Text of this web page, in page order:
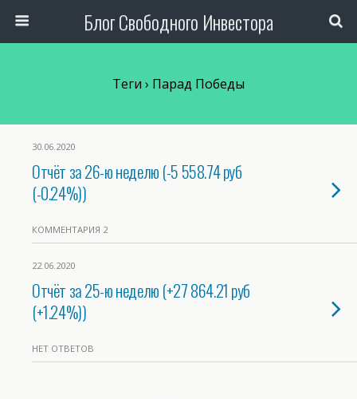
Блог Свободного Инвестора
Теги › Парад Победы
30.06.2020
Отчёт за 26-ю неделю (-5 558.74 руб
(-0.24%))
КОММЕНТАРИЯ 2
22.06.2020
Отчёт за 25-ю неделю (+27 864.21 руб
(+1.24%))
НЕТ ОТВЕТОВ